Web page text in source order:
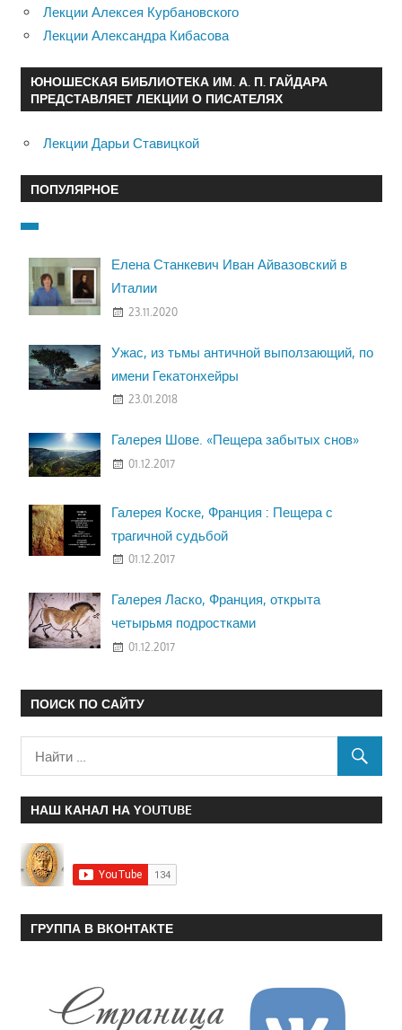
Лекции Алексея Курбановского
Лекции Александра Кибасова
ЮНОШЕСКАЯ БИБЛИОТЕКА ИМ. А. П. ГАЙДАРА
ПРЕДСТАВЛЯЕТ ЛЕКЦИИ О ПИСАТЕЛЯХ
Лекции Дарьи Ставицкой
ПОПУЛЯРНОЕ
Елена Станкевич Иван Айвазовский в
Италии
23.11.2020
Ужас, из тьмы античной выползающий, по
имени Гекатонхейры
23.01.2018
Галерея Шове. «Пещера забытых снов»
01.12.2017
Галерея Коске, Франция : Пещера с
трагичной судьбой
01.12.2017
Галерея Ласко, Франция, открыта
четырьмя подростками
01.12.2017
ПОИСК ПО САЙТУ
НАШ КАНАЛ НА YOUTUBE
ГРУППА В ВКОНТАКТЕ